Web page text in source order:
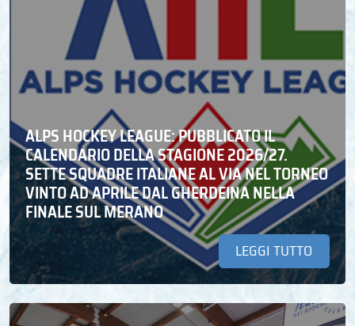
ALPS HOCKEY LEAGUE: PUBBLICATO IL
CALENDARIO DELLA STAGIONE 2026/27.
SETTE SQUADRE ITALIANE AL VIA NEL TORNEO
VINTO AD APRILE DAL GHERDEINA NELLA
FINALE SUL MERANO
LEGGI TUTTO